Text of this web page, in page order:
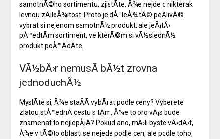
samotnÃ©ho sortimentu, zjistÃ­te, Å¾e nejde o nikterak
levnou zÃ¡leÅ¾itost. Proto je dÅ¯leÅ¾itÃ© peÄlivÃ©
vybrat si nejenom samotnÃ½ produkt, ale jeÅ¡tÄ›
pÅ™edtÃ­m sortiment, ve kterÃ©m si vÃ½slednÃ½
produkt poÅ™Ã­dÃ­te.
VÃ½bÄ›r nemusÃ­ bÃ½t zrovna
jednoduchÃ½
MyslÃ­te si, Å¾e staÄÃ­ vybÃ­rat podle ceny? Vyberete
zlatou stÅ™ednÃ­ cestu s tÃ­m, Å¾e to pro vÃ¡s bude
znamenat to nejlepÅ¡Ã­? Pokud ano, mÄ›li byste vÄ›dÄ›t,
Å¾e v tÃ©to oblasti se nejede podle cen, ale podle toho,